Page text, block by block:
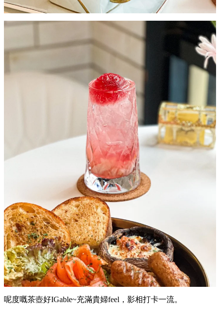
呢度嘅茶壺好IGable~充滿貴婦feel，影相打卡一流。